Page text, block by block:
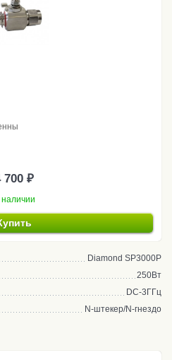
700 ₽
наличии
Diamond SP3000P
250Вт
DC-3ГГц
N-штекер/N-гнездо